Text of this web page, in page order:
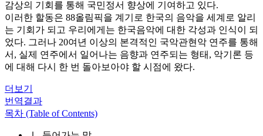
감상의 기회를 통해 국민정서 향상에 기여하고 있다.
이러한 할동은 88올림픽을 계기로 한국의 음악을 세계로 알리
는 기회가 되고 우리에게는 한국음악에 대한 각성과 인식이 되
었다. 그러나 20여년 이상의 본격적인 국악관현악 연주를 통해
서, 실제 연주에서 일어나는 음향과 연주되는 형태, 악기론 등
에 대해 다시 한 번 돌아보아야 할 시점에 왔다.
더보기
번역결과
목차 (Table of Contents)